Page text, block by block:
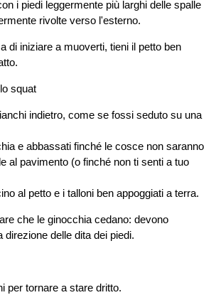
i piedi leggermente più larghi delle spalle
rivolte verso l'esterno.
di iniziare a muoverti, tieni il petto ben
squat
indietro, come se fossi seduto su una
e abbassati finché le cosce non saranno
al pavimento (o finché non ti senti a tuo
al petto e i talloni ben appoggiati a terra.
che le ginocchia cedano: devono
direzione delle dita dei piedi.
per tornare a stare dritto.